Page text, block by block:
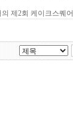
제2회 케이크스퀘